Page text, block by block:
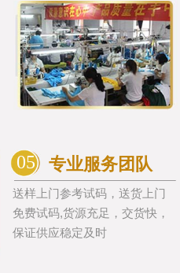
05 专业服务团队
送样上门参考试码，送货上门
免费试码,货源充足，交货快，
保证供应稳定及时